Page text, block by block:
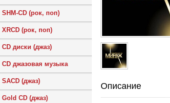
SHM-CD (рок, поп)
XRCD (рок, поп)
CD диски (джаз)
CD джазовая музыка
SACD (джаз)
Gold CD (джаз)
Описание